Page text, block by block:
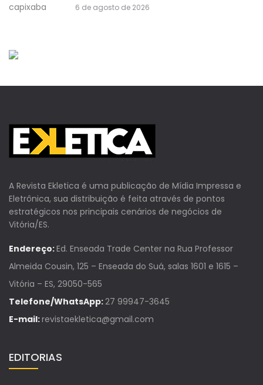
capixaba
6 de agosto de 2026
A Revista Ekletica é uma publicação de Mídia Impressa e
Eletrônica, sua distribuição é feita através de pontos
estratégicos nos principais cenários de negócios de
Vitória/ES.
Endereço:Ed. Enseada Trade Center na Rua Professor
Almeida Cousin, 125 – Enseada do Suá, salas 1601 e 1615 –
Vitória – ES, 29050-565
Telefone/WhatsApp:27 99947-3645
E-mail:revistaekletica@gmail.com
EDITORIAS